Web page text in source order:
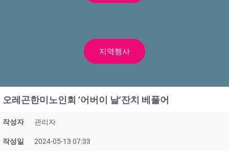
지역행사
오레곤한미노인회 ‘어버이 날’잔치 베풀어
작성자 관리자
작성일 2024-05-13 07:33